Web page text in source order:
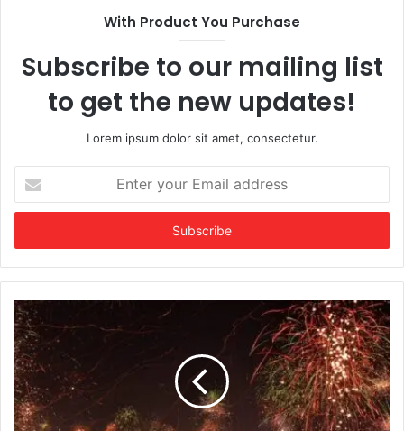
With Product You Purchase
Subscribe to our mailing list
to get the new updates!
Lorem ipsum dolor sit amet, consectetur.
your
Email